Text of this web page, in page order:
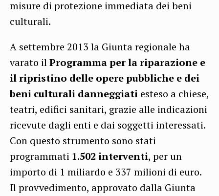
misure di protezione immediata dei beni
culturali.
A settembre 2013 la Giunta regionale ha
varato ilProgramma per la riparazione e
il ripristino delle opere pubbliche e dei
beni culturali danneggiati esteso a chiese,
teatri, edifici sanitari, grazie alle indicazioni
ricevute dagli enti e dai soggetti interessati.
Con questo strumento sono stati
programmati 1.502 interventi, per un
importo di 1 miliardo e 337 milioni di euro.
Il provvedimento, approvato dalla Giunta